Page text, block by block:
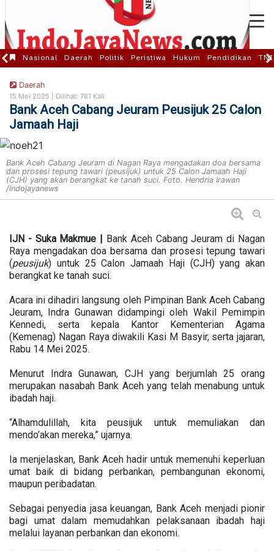
Nasional Daerah Politik Peristiwa Hukum Pendidikan
Daerah
15 Mei 2025 | Dilihat: 781 Kali
Bank Aceh Cabang Jeuram Peusijuk 25 Calon
Jamaah Haji
Bank Aceh Cabang Jeuram di Nagan Raya mengadakan doa bersama
dan prosesi tepung tawari (peusijuk) untuk 25 Calon Jamaah Haji
(CJH) yang akan berangkat ke tanah suci. Foto. Hendria Irawan
/Indojayanews
IJN - Suka Makmue | Bank Aceh Cabang Jeuram di Nagan
Raya mengadakan doa bersama dan prosesi tepung tawari
(peusijuk) untuk 25 Calon Jamaah Haji (CJH) yang akan
berangkat ke tanah suci.
Acara ini dihadiri langsung oleh Pimpinan Bank Aceh Cabang
Jeuram, Indra Gunawan didampingi oleh Wakil Pemimpin
Kennedi, serta kepala Kantor Kementerian Agama
(Kemenag) Nagan Raya diwakili Kasi M Basyir, serta jajaran,
Rabu 14 Mei 2025.
Menurut Indra Gunawan, CJH yang berjumlah 25 orang
merupakan nasabah Bank Aceh yang telah menabung untuk
ibadah haji.
“Alhamdulillah, kita peusijuk untuk memuliakan dan
mendo’akan mereka,” ujarnya.
Ia menjelaskan, Bank Aceh hadir untuk memenuhi keperluan
umat baik di bidang perbankan, pembangunan ekonomi,
maupun peribadatan.
Sebagai penyedia jasa keuangan, Bank Aceh menjadi pionir
bagi umat dalam memudahkan pelaksanaan ibadah haji
melalui layanan perbankan dan ekonomi.